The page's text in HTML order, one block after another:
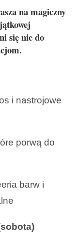
na magiczny
się nie do
i nastrojowe
porwą do
barw i